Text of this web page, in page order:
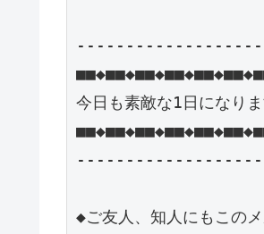
今日も素敵な1日になりま
◆ご友人、知人にもこの